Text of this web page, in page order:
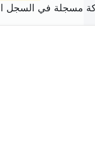
مسجلة في السجل